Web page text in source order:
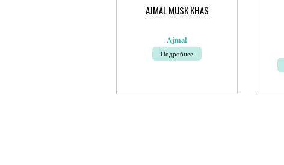
AJMAL MUSK KHAS
Ajmal
Подробнее
товар